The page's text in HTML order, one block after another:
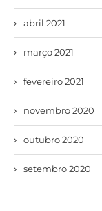
abril 2021
março 2021
fevereiro 2021
novembro 2020
outubro 2020
setembro 2020